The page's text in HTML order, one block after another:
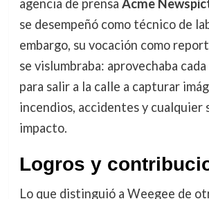
agencia de prensa Acme
se desempeñó como técnico de
embargo, su vocación como
se vislumbraba: aprovechaba
para salir a la calle a capturar
incendios, accidentes y cualquier
impacto.
Logros y
Lo que distinguió a Weegee de